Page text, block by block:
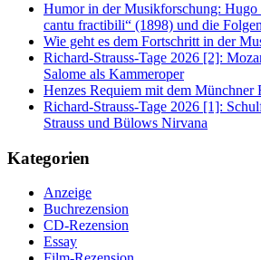
Humor in der Musikforschung: Hugo
cantu fractibili“ (1898) und die Folgen
Wie geht es dem Fortschritt in der
Richard-Strauss-Tage 2026 [2]:
Salome als Kammeroper
Henzes Requiem mit dem Münchner
Richard-Strauss-Tage 2026 [1]:
Strauss und Bülows Nirvana
Kategorien
Anzeige
Buchrezension
CD-Rezension
Essay